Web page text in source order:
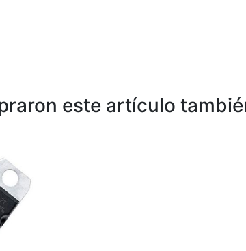
este artículo